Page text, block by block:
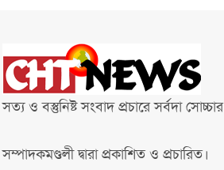
সত্য ও বস্তুনিষ্ট সংবাদ প্রচারে সর্বদা সোচ্চার
সম্পাদকমণ্ডলী দ্বারা প্রকাশিত ও প্রচারিত।